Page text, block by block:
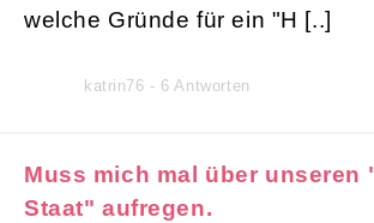
welche Gründe für ein "H [..]
katrin76 - 6 Antworten
Muss mich mal über unseren
Staat" aufregen.